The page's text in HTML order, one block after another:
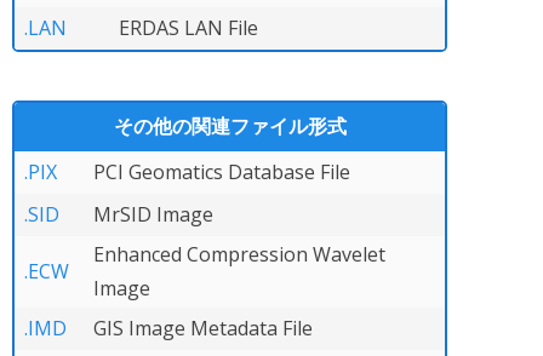
.LAN
ERDAS LAN File
その他の関連ファイル形式
.PIX
PCI Geomatics Database File
.SID
MrSID Image
.ECW
Enhanced Compression Wavelet
Image
.IMD
GIS Image Metadata File